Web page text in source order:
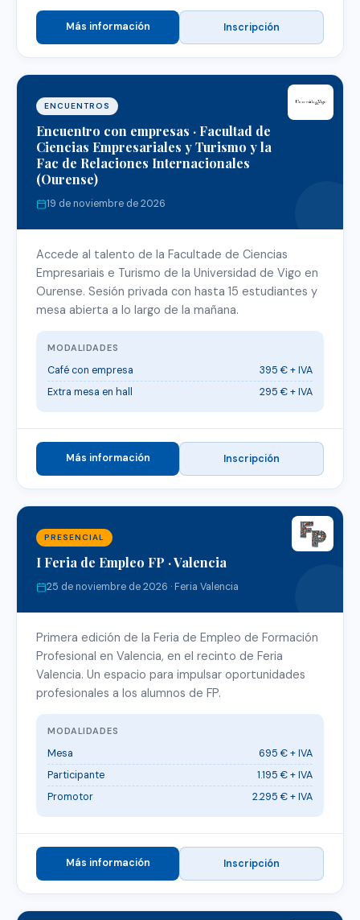
Más información Inscripción
ENCUENTROS
Encuentro con empresas · Facultad de
Ciencias Empresariales y Turismo y la
Fac de Relaciones Internacionales
(Ourense)
19 de noviembre de 2026
Accede al talento de la Facultade de Ciencias
Empresariais e Turismo de la Universidad de Vigo en
Ourense. Sesión privada con hasta 15 estudiantes y
mesa abierta a lo largo de la mañana.
MODALIDADES
Café con empresa
395 € + IVA
Extra mesa en hall
295 € + IVA
Más información Inscripción
PRESENCIAL
I Feria de Empleo FP · Valencia
25 de noviembre de 2026 · Feria Valencia
Primera edición de la Feria de Empleo de Formación
Profesional en Valencia, en el recinto de Feria
Valencia. Un espacio para impulsar oportunidades
profesionales a los alumnos de FP.
MODALIDADES
Mesa
695 € + IVA
Participante
1.195 € + IVA
Promotor
2.295 € + IVA
Más información Inscripción